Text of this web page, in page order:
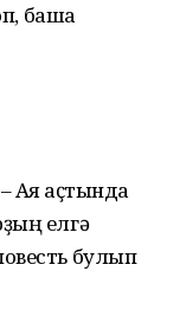
башҡа
Аяҡ аҫтында
елгә
булып